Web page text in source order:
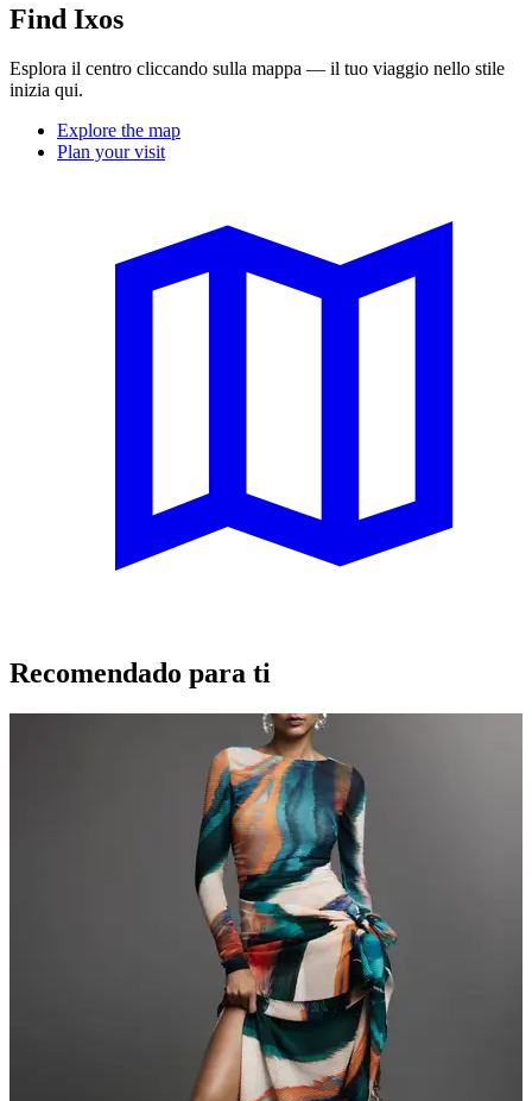
Find Ixos
Esplora il centro cliccando sulla mappa — il tuo viaggio nello stile
inizia qui.
Explore the map
Plan your visit
Recomendado para ti